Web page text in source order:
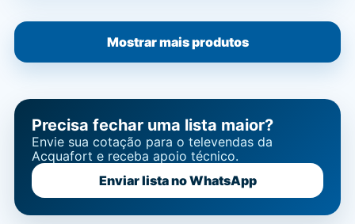
Mostrar mais produtos
Precisa fechar uma lista maior?
Envie sua cotação para o televendas da
Acquafort e receba apoio técnico.
Enviar lista no WhatsApp